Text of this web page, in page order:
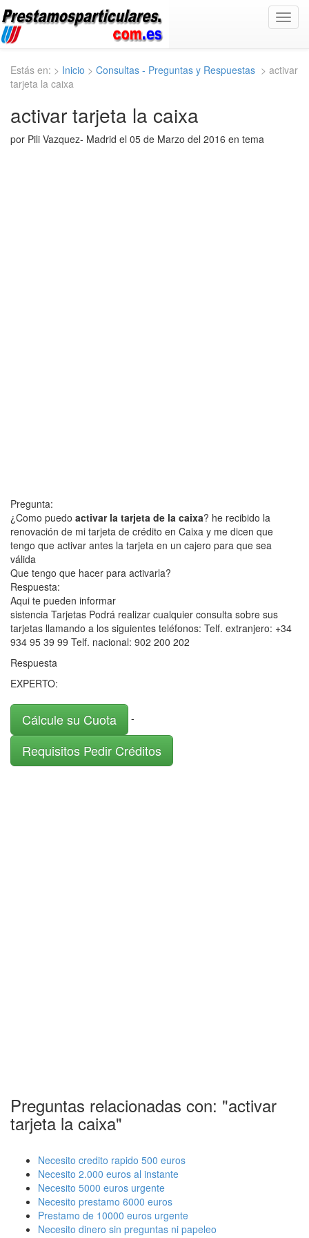
Estás en: > Inicio > Consultas - Preguntas y Respuestas > activar
tarjeta la caixa
activar tarjeta la caixa
por Pili Vazquez- Madrid el 05 de Marzo del 2016 en tema
Pregunta:
¿Como puedo activar la tarjeta de la caixa? he recibido la
renovación de mi tarjeta de crédito en Caixa y me dicen que
tengo que activar antes la tarjeta en un cajero para que sea
válida
Que tengo que hacer para activarla?
Respuesta:
Aqui te pueden informar
sistencia Tarjetas Podrá realizar cualquier consulta sobre sus
tarjetas llamando a los siguientes teléfonos: Telf. extranjero: +34
934 95 39 99 Telf. nacional: 902 200 202
Respuesta
EXPERTO:
Cálcule su Cuota -
Requisitos Pedir Créditos
Preguntas relacionadas con: "activar
tarjeta la caixa"
Necesito credito rapido 500 euros
Necesito 2.000 euros al instante
Necesito 5000 euros urgente
Necesito prestamo 6000 euros
Prestamo de 10000 euros urgente
Necesito dinero sin preguntas ni papeleo